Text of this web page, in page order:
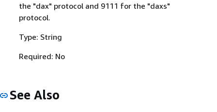
the "dax" protocol and 9111 for the "daxs"
protocol.
Type: String
Required: No
See Also